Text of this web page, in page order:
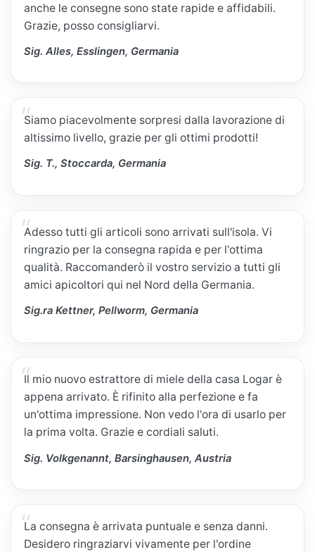
anche le consegne sono state rapide e affidabili.
Grazie, posso consigliarvi.
Sig. Alles, Esslingen, Germania
Siamo piacevolmente sorpresi dalla lavorazione di
altissimo livello, grazie per gli ottimi prodotti!
Sig. T., Stoccarda, Germania
Adesso tutti gli articoli sono arrivati sull'isola. Vi
ringrazio per la consegna rapida e per l'ottima
qualità. Raccomanderò il vostro servizio a tutti gli
amici apicoltori qui nel Nord della Germania.
Sig.ra Kettner, Pellworm, Germania
Il mio nuovo estrattore di miele della casa Logar è
appena arrivato. È rifinito alla perfezione e fa
un'ottima impressione. Non vedo l'ora di usarlo per
la prima volta. Grazie e cordiali saluti.
Sig. Volkgenannt, Barsinghausen, Austria
La consegna è arrivata puntuale e senza danni.
Desidero ringraziarvi vivamente per l'ordine